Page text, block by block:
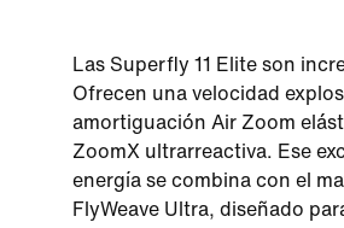
Las Superfly 11 Elite son
Ofrecen una velocidad
amortiguación Air Zoom
ZoomX ultrarreactiva. Ese
energía se combina con el
FlyWeave Ultra, diseñado